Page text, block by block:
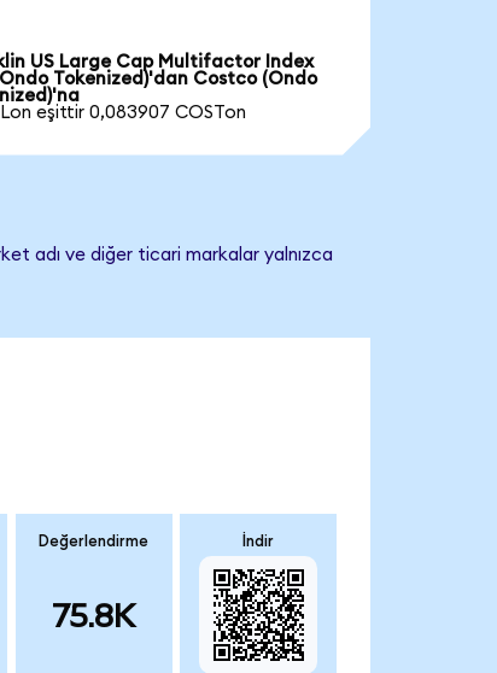
US Large Cap Multifactor Index
Tokenized)'dan Costco (Ondo
eşittir 0,083907 COSTon
adı ve diğer ticari markalar yalnızca
Değerlendirme
75.8K
İndir